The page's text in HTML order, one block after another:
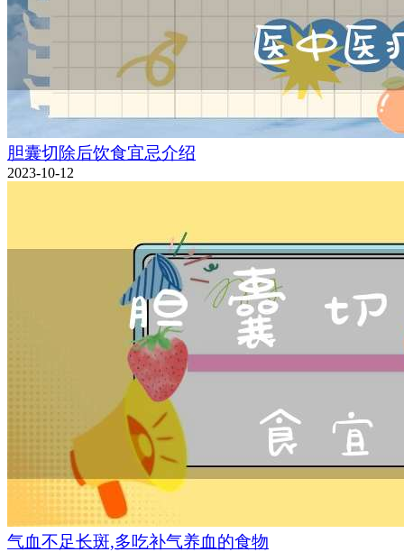
胆囊切除后饮食宜忌介绍
2023-10-12
气血不足长斑,多吃补气养血的食物